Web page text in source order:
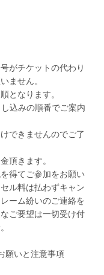
がチケットの代わり
ません。
となります。
込みの順番でご案内
できませんのでご了
頂きます。
得てご参加をお願い
ル料は払わずキャン
ーム紛いのご連絡を
ご要望は一切受け付
願いと注意事項